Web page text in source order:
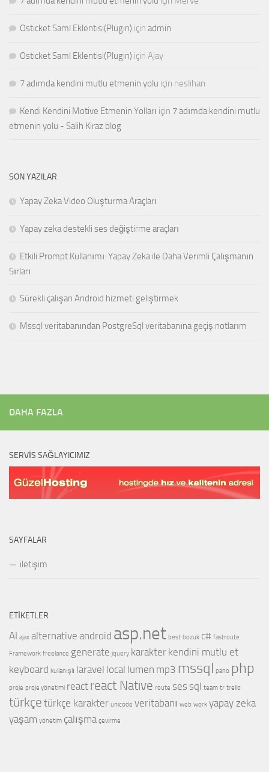
Osticket Saml Eklentisi(Plugin) için admin
Osticket Saml Eklentisi(Plugin) için Ajay
7 adımda kendini mutlu etmenin yolu için neslihan
Kendi Kendini Motive Etmenin Yolları için 7 adımda kendini mutlu
etmenin yolu - Salih Kiraz blog
SON YAZILAR
Yapay Zeka Video Oluşturma Araçları
Yapay zeka destekli ses değiştirme araçları
Etkili Prompt Kullanımı: Yapay Zeka ile Daha Verimli Çalışmanın
Sırları
Sürekli çalışan Android hizmeti geliştirmek
Mssql veritabanından PostgreSql veritabanına geçiş notlarım
DAHA FAZLA
SERVIS SAĞLAYICIMIZ
SAYFALAR
iletişim
ETIKETLER
AI ajax alternative android asp.net best bozuk c# fastroute
Framework freelance generate jquery karakter kendini mutlu et
keyboard kullanışlı laravel local lumen mp3 mssql pano php
proje proje yönetimi react react Native route ses sql team tr trello
türkçe türkçe karakter unicode veritabanı web work yapay zeka
yaşam yönetim çalışma çevirme